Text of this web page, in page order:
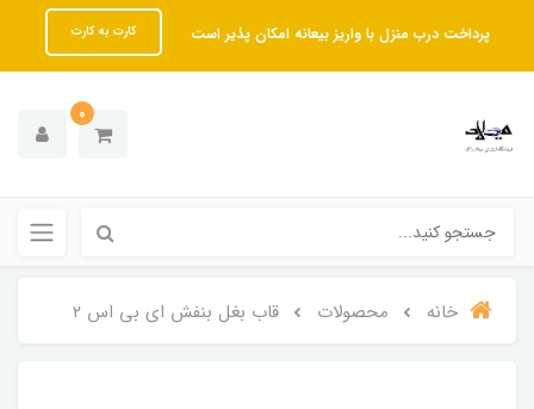
پرداخت درب منزل با واریز بیعانه امکان پذیر است کارت به کارت
0
خانه محصولات قاب بغل بنفش ای بی اس 2